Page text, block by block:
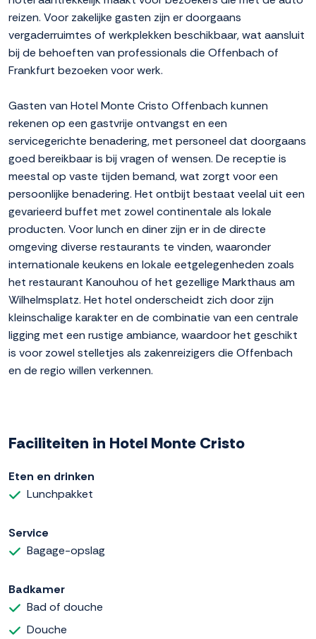
reizen. Voor zakelijke gasten zijn er doorgaans
vergaderruimtes of werkplekken beschikbaar, wat aansluit
bij de behoeften van professionals die Offenbach of
Frankfurt bezoeken voor werk.
Gasten van Hotel Monte Cristo Offenbach kunnen
rekenen op een gastvrije ontvangst en een
servicegerichte benadering, met personeel dat doorgaans
goed bereikbaar is bij vragen of wensen. De receptie is
meestal op vaste tijden bemand, wat zorgt voor een
persoonlijke benadering. Het ontbijt bestaat veelal uit een
gevarieerd buffet met zowel continentale als lokale
producten. Voor lunch en diner zijn er in de directe
omgeving diverse restaurants te vinden, waaronder
internationale keukens en lokale eetgelegenheden zoals
het restaurant Kanouhou of het gezellige Markthaus am
Wilhelmsplatz. Het hotel onderscheidt zich door zijn
kleinschalige karakter en de combinatie van een centrale
ligging met een rustige ambiance, waardoor het geschikt
is voor zowel stelletjes als zakenreizigers die Offenbach
en de regio willen verkennen.
Faciliteiten in Hotel Monte Cristo
Eten en drinken
Lunchpakket
Service
Bagage-opslag
Badkamer
Bad of douche
Douche